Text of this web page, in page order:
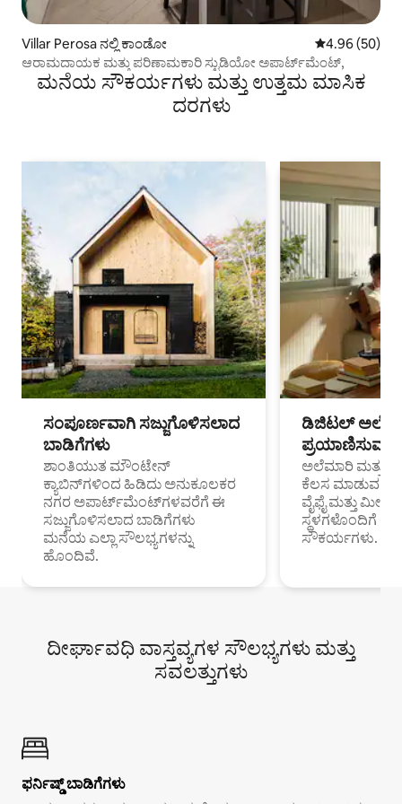
Villar Perosa ನಲ್ಲಿ ಕಾಂಡೋ 5 ರಲ್ಲಿ 4.96
4.96 (50)
ಆರಾಮದಾಯಕ ಮತ್ತು ಪರಿಣಾಮಕಾರಿ ಸ್ಟುಡಿಯೋ ಅಪಾರ್ಟ್‌ಮೆಂಟ್,
ಮನೆಯ ಸೌಕರ್ಯಗಳು ಮತ್ತು ಉತ್ತಮ ಮಾಸಿಕ
ದರಗಳು
ಸಂಪೂರ್ಣವಾಗಿ ಸಜ್ಜುಗೊಳಿಸಲಾದ
ಬಾಡಿಗೆಗಳು
ಶಾಂತಿಯುತ ಮೌಂಟೇನ್
ಕ್ಯಾಬಿನ್‌ಗಳಿಂದ ಹಿಡಿದು ಅನುಕೂಲಕರ
ನಗರ ಅಪಾರ್ಟ್‌ಮೆಂಟ್‌ಗಳವರೆಗೆ ಈ
ಸಜ್ಜುಗೊಳಿಸಲಾದ ಬಾಡಿಗೆಗಳು
ಮನೆಯ ಎಲ್ಲಾ ಸೌಲಭ್ಯಗಳನ್ನು
ಹೊಂದಿವೆ.
ಡಿಜಿಟಲ್
ಪ್ರಯಾಣಿಸುವ
ಅಲೆಮಾರಿ ಮತ್ತು
ಕೆಲಸ ಮಾಡುವ
ವೈಫೈ ಮತ್ತು
ಸ್ಥಳಗಳೊಂದಿಗೆ
ಸೌಕರ್ಯಗಳು.
ದೀರ್ಘಾವಧಿ ವಾಸ್ತವ್ಯಗಳ ಸೌಲಭ್ಯಗಳು ಮತ್ತು
ಸವಲತ್ತುಗಳು
ಫರ್ನಿಷ್ಡ್ ಬಾಡಿಗೆಗಳು